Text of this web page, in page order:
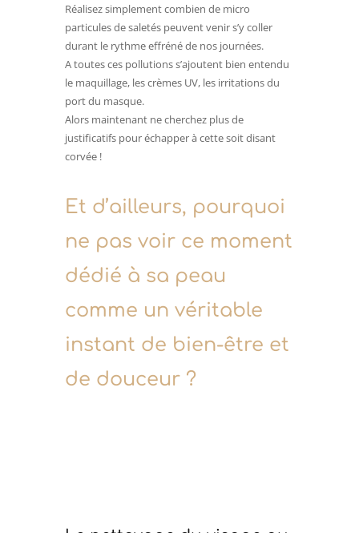
Réalisez simplement combien de micro
particules de saletés peuvent venir s’y coller
durant le rythme effréné de nos journées.
A toutes ces pollutions s’ajoutent bien entendu
le maquillage, les crèmes UV, les irritations du
port du masque.
Alors maintenant ne cherchez plus de
justificatifs pour échapper à cette soit disant
corvée !
Et d’ailleurs, pourquoi
ne pas voir ce moment
dédié à sa peau
comme un véritable
instant de bien-être et
de douceur ?